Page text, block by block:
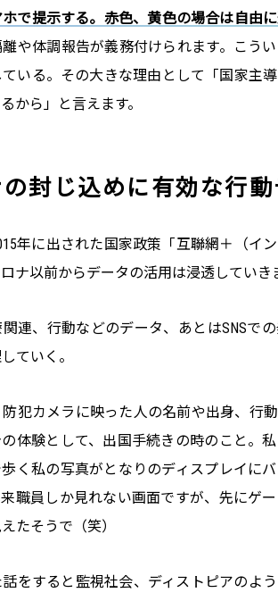
で提示する。赤色、黄色の場合は自由
や体調報告が義務付けられます。こう
いる。その大きな理由として「国家主
から」と言えます。
の封じ込めに有効な行動
年に出された国家政策「互聯網＋（イ
ナ以前からデータの活用は浸透していき
連、行動などのデータ、あとはSNSで
ていく。
犯カメラに映った人の名前や出身、行
の体験として、出国手続きの時のこと。
く私の写真がとなりのディスプレイに
来職員しか見れない画面ですが、先にゲ
たそうで（笑）
をすると監視社会、ディストピアのよ